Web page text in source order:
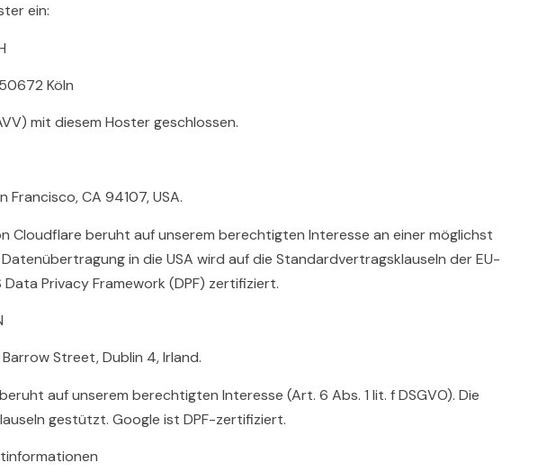
ein:
Köln
mit diesem Hoster geschlossen.
Francisco, CA 94107, USA.
Cloudflare beruht auf unserem berechtigten Interesse an einer möglichst
in die USA wird auf die Standardvertragsklauseln der EU-
Privacy Framework (DPF) zertifiziert.
Street, Dublin 4, Irland.
auf unserem berechtigten Interesse (Art. 6 Abs. 1 lit. f DSGVO). Die
gestützt. Google ist DPF-zertifiziert.